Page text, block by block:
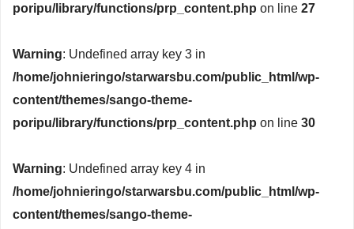
poripu/library/functions/prp_content.php on line 27
Warning: Undefined array key 3 in
/home/johnieringo/starwarsbu.com/public_html/wp-
content/themes/sango-theme-
poripu/library/functions/prp_content.php on line 30
Warning: Undefined array key 4 in
/home/johnieringo/starwarsbu.com/public_html/wp-
content/themes/sango-theme-